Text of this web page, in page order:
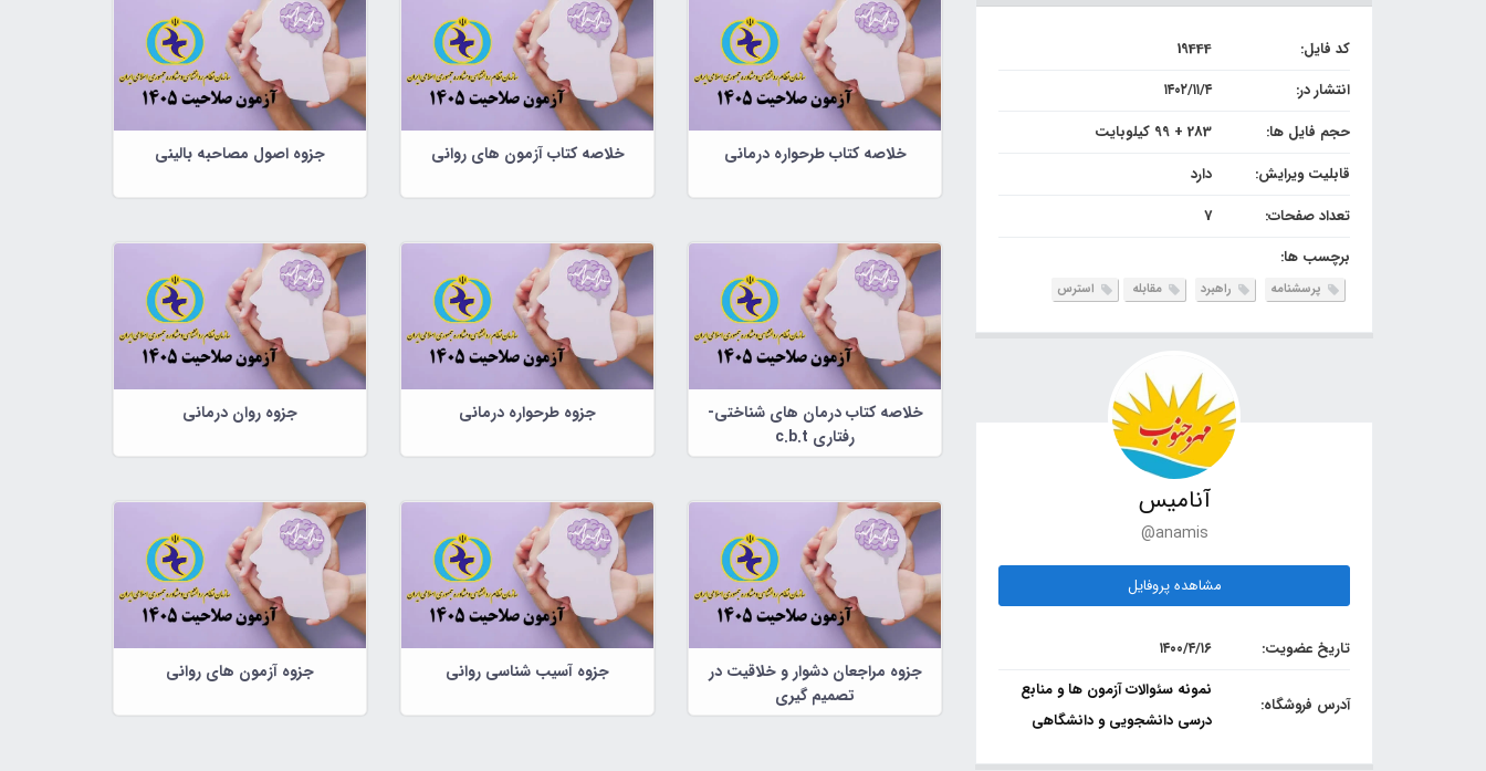
کد فایل:
19444
انتشار در:
۱۴۰۲/۱۱/۴
حجم فایل ها:
283 + 99 کیلوبایت
قابلیت ویرایش:
دارد
تعداد صفحات:
7
برچسب ها:
پرسشنامه راهبرد مقابله استرس
آنامیس
@anamis
مشاهده پروفایل
تاریخ عضویت: ۱۴۰۰/۴/۱۶
آدرس فروشگاه:
نمونه سئوالات آزمون ها و منابع
درسی دانشجویی و دانشگاهی
خلاصه کتاب طرحواره درمانی خلاصه کتاب آزمون های روانی جزوه اصول مصاحبه بالینی
خلاصه کتاب درمان های شناختی-
رفتاری c.b.t
جزوه طرحواره درمانی جزوه روان درمانی
جزوه مراجعان دشوار و خلاقیت در
تصمیم گیری
جزوه آسیب شناسی روانی جزوه آزمون های روانی